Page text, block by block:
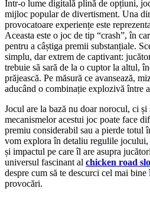
Într-o lume digitală plină de opțiuni,
mijloc popular de divertisment. Una
provocatoare experiențe este
Aceasta este o joc de tip “crash”, în
pentru a câștiga premii substanțiale.
simplu, dar extrem de captivant:
trebuie să sară de la o cuptor la altul,
prăjească. Pe măsură ce avansează,
aducând o combinație explozivă între
Jocul are la bază nu doar norocul, ci și
mecanismelor acestui joc poate face
premiu considerabil sau a pierde totul
vom explora în detaliu regulile
și impactul pe care îl are asupra
universul fascinant al chicken road
despre cum să te descurci cel mai
provocări.